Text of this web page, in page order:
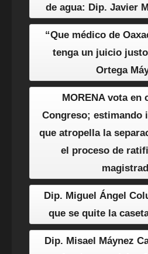
de agua: Dip. Javier
“Que médico de
tenga un juicio
Ortega
MORENA vota en
Congreso; estimando
que atropella la
el proceso de
Dip. Miguel Ángel
que se quite la
Dip. Misael Máynez